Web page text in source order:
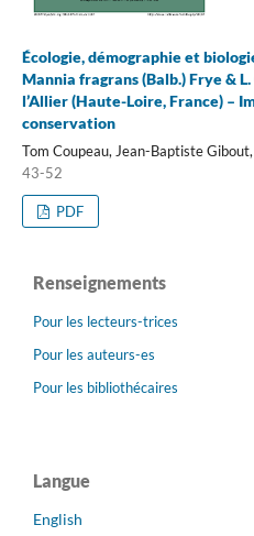
Écologie, démographie et
Mannia fragrans (Balb.) Frye &
l’Allier (Haute-Loire, France) –
conservation
Tom Coupeau, Jean-Baptiste
43-52
PDF
Renseignements
Pour les lecteurs-trices
Pour les auteurs-es
Pour les bibliothécaires
Langue
English